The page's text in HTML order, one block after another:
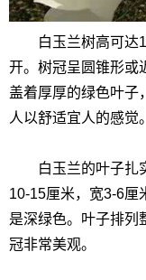
白玉兰树高可达
开。树冠呈圆锥形或
盖着厚厚的绿色叶子
人以舒适宜人的感觉。
白玉兰的叶子扎实
10-15厘米，宽3-6厘
是深绿色。叶子排列
冠非常美观。